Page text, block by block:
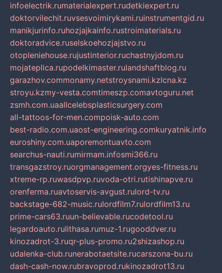
infoelectrik.rumaterialexpert.rudetkiexpert.ru
doktorvilechit.ruvsesvoimirykami.ruinstrumentgid.ru
manikjurinfo.ruhozjajkainfo.rustroimaterials.ru
doktoradvice.ruselskoehozjajstvo.ru
otopleniehouse.rujustinterior.ruchastnyjdom.ru
mojateplica.rupodelkimaster.rulandshaftblog.ru
garazhov.commonamy.netstroysnami.kzlcna.kz
stroyu.kzmy-vesta.comtimeszp.comavtoguru.net
zsmh.com.uaallcelebsplasticsurgery.com
all-tattoos-for-men.compoisk-auto.com
best-radio.com.uaost-engineering.comkuryatnik.info
euroshiny.com.uaporemontuavto.com
searchus-nauti.rumirmam.infosmi366.ru
transgazstroy.ruorgmanagement.orgyes-fitness.ru
xtreme-rp.ruwasdpvp.ruvoda-otri.rutishinapve.ru
orenferma.ruavtoservis-avgust.rulord-tv.ru
backstage-682-music.rulordfilm7.rulordfilm13.ru
prime-cars63.ruun-believable.rucodetool.ru
legardoauto.rulithasa.rumuz-1.rugooddver.ru
kinozadrot-3.ruqr-plus-promo.ru2shizashop.ru
udalenka-club.runerabotaetsite.rucarszona-bu.ru
dash-cash-now.rubravoprod.rukinozadrot13.ru